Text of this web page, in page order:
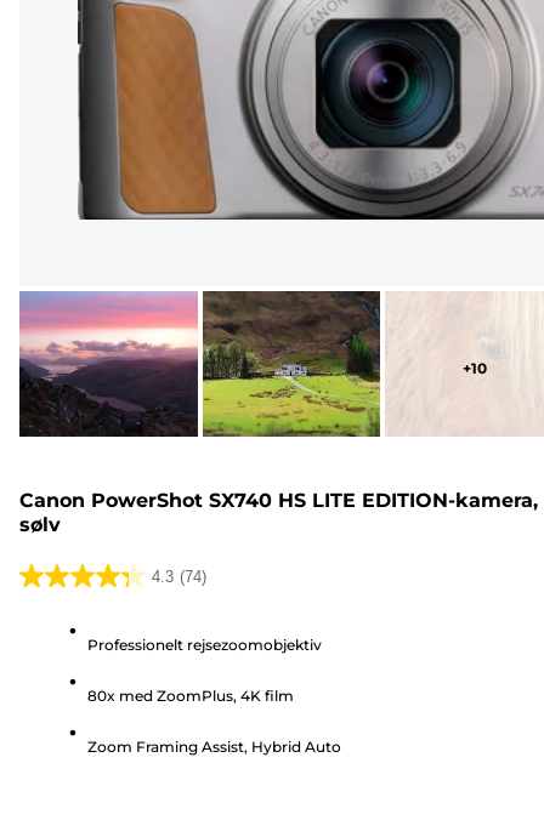
+10
Canon PowerShot SX740 HS LITE EDITION-kamera,
sølv
4.3 (74)
4.3
stjerner.
Professionelt rejsezoomobjektiv
80x med ZoomPlus, 4K film
Zoom Framing Assist, Hybrid Auto